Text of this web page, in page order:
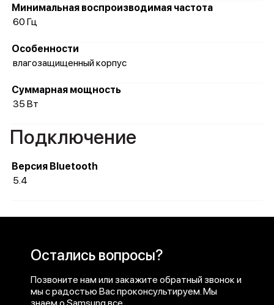
Минимальная воспроизводимая частота
60 Гц
Особенности
влагозащищенный корпус
Суммарная мощность
35 Вт
Подключение
Версия Bluetooth
5.4
Остались вопросы?
Позвоните нам или закажите обратный звонок и
мы с радостью Вас проконсультируем. Мы